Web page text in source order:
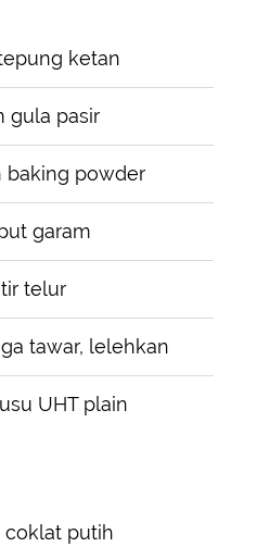
ketan
gula pasir
baking powder
garam
telur
tawar, lelehkan
UHT plain
coklat putih